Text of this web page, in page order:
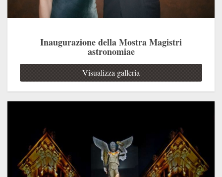
Inaugurazione della Mostra Magistri
astronomiae
Visualizza galleria